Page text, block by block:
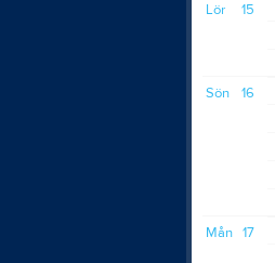
15
Lör
16
Sön
17
Mån